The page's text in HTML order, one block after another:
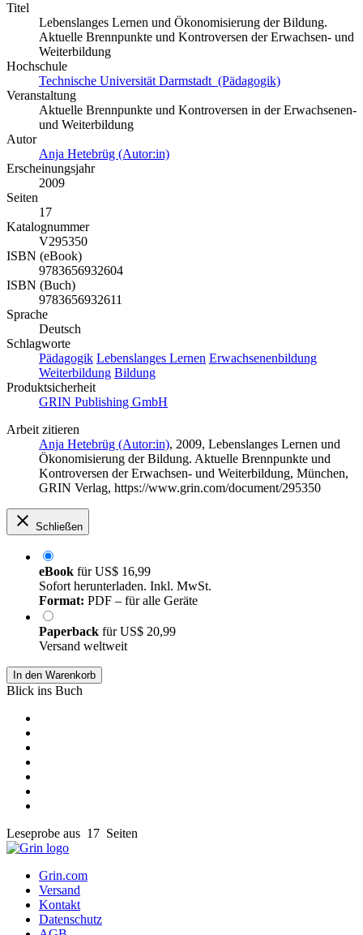
Titel
Lebenslanges Lernen und Ökonomisierung der Bildung.
Aktuelle Brennpunkte und Kontroversen der Erwachsen- und
Weiterbildung
Hochschule
Technische Universität Darmstadt (Pädagogik)
Veranstaltung
Aktuelle Brennpunkte und Kontroversen in der Erwachsenen-
und Weiterbildung
Autor
Anja Hetebrüg (Autor:in)
Erscheinungsjahr
2009
Seiten
17
Katalognummer
V295350
ISBN (eBook)
9783656932604
ISBN (Buch)
9783656932611
Sprache
Deutsch
Schlagworte
Pädagogik Lebenslanges Lernen Erwachsenenbildung
Weiterbildung Bildung
Produktsicherheit
GRIN Publishing GmbH
Arbeit zitieren
Anja Hetebrüg (Autor:in), 2009, Lebenslanges Lernen und
Ökonomisierung der Bildung. Aktuelle Brennpunkte und
Kontroversen der Erwachsen- und Weiterbildung, München,
GRIN Verlag, https://www.grin.com/document/295350
Schließen
eBook fürUS$ 16,99
Sofort herunterladen. Inkl. MwSt.
Format: PDF – für alle Geräte
Paperback fürUS$ 20,99
Versand weltweit
In den Warenkorb
Blick ins Buch
Leseprobe aus 17 Seiten
Grin.com
Versand
Kontakt
Datenschutz